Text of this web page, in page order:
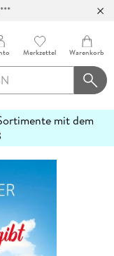
Merkzettel Warenkorb
mit dem